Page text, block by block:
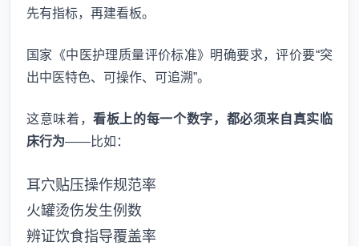
先有指标，再建看板。
国家《中医护理质量评价标准》明确要求，评价要“突
出中医特色、可操作、可追溯”。
这意味着，看板上的每一个数字，都必须来自真实临
床行为——比如：
耳穴贴压操作规范率
火罐烫伤发生例数
辨证饮食指导覆盖率